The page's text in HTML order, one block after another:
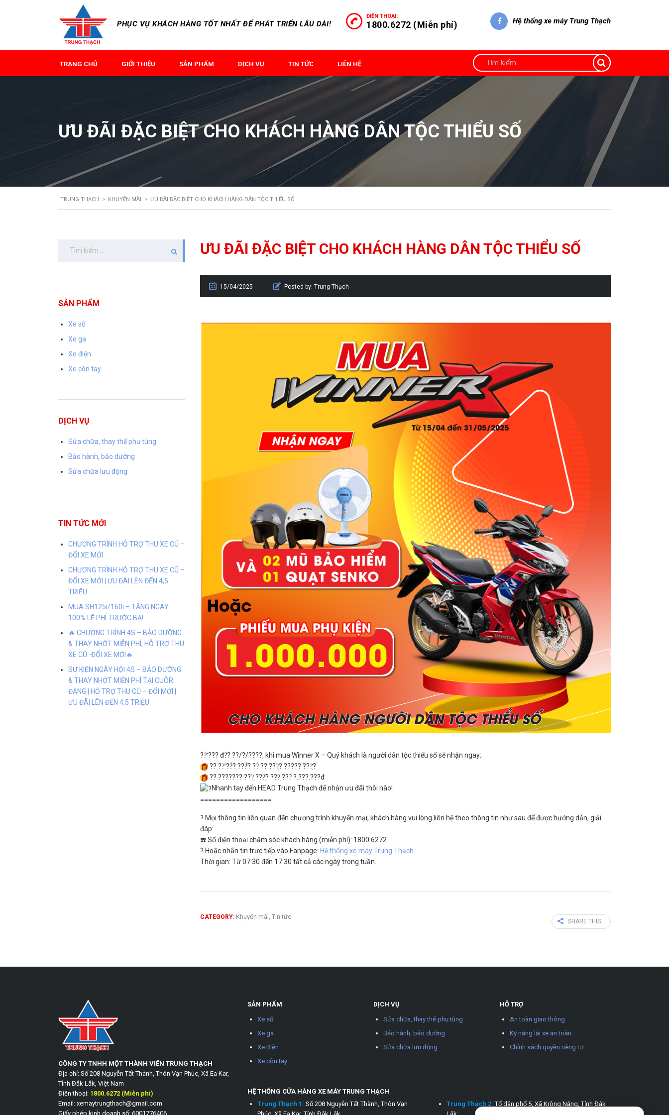
Hệ thống xe máy Trung Thạch
ĐIỆN THOẠI:
1800.6272 (Miễn phí)
PHỤC VỤ KHÁCH HÀNG TỐT NHẤT ĐỂ PHÁT TRIỂN LÂU DÀI!
TRANG CHỦ GIỚI THIỆU SẢN PHẨM DỊCH VỤ TIN TỨC LIÊN HỆ
ƯU ĐÃI ĐẶC BIỆT CHO KHÁCH HÀNG DÂN TỘC THIỂU SỐ
TRUNG THẠCH > KHUYẾN MÃI > ƯU ĐÃI ĐẶC BIỆT CHO KHÁCH HÀNG DÂN TỘC THIỂU SỐ
ƯU ĐÃI ĐẶC BIỆT CHO KHÁCH HÀNG DÂN TỘC THIỂU SỐ
15/04/2025 Posted by: Trung Thạch
??̛̀ ??? đ?̂́? ??/?/????, khi mua Winner X – Quý khách là người dân tộc thiểu số sẽ nhận ngay:
?? ??̃ ??̉? ???̂̉? ??̀ ?? ???̣? ????? ???̣̆?
?? ??????? ???̣ ???̣̂? ???̣ ???́ ?.???.???đ
Nhanh tay đến HEAD Trung Thạch để nhận ưu đãi thôi nào!
==================
? Mọi thông tin liên quan đến chương trình khuyến mại, khách hàng vui lòng liên hệ theo thông tin như sau để được hướng dẫn, giải
đáp:
☎️ Số điện thoại chăm sóc khách hàng (miễn phí): 1800.6272
? Hoặc nhắn tin trực tiếp vào Fanpage: Hệ thống xe máy Trung Thạch
Thời gian: Từ 07:30 đến 17:30 tất cả các ngày trong tuần.
CATEGORY: Khuyến mãi Tin tức
SHARE THIS
kiếm
SẢN PHẨM
Xe số
Xe ga
Xe điện
Xe côn tay
DỊCH VỤ
Sửa chữa, thay thế phụ tùng
Bảo hành, bảo dưỡng
Sửa chữa lưu động
TIN TỨC MỚI
CHƯƠNG TRÌNH HỖ TRỢ THU XE CŨ –
ĐỔI XE MỚI
CHƯƠNG TRÌNH HỖ TRỢ THU XE CŨ –
ĐỔI XE MỚI | ƯU ĐÃI LÊN ĐẾN 4,5
TRIỆU
MUA SH125i/160i – TẶNG NGAY
100% LỆ PHÍ TRƯỚC BẠ!
🔥 CHƯƠNG TRÌNH 4S – BẢO DƯỠNG
& THAY NHỚT MIỄN PHÍ, HỖ TRỢ THU
XE CŨ -ĐỔI XE MỚI🔥
SỰ KIỆN NGÀY HỘI 4S – BẢO DƯỠNG
& THAY NHỚT MIỄN PHÍ TẠI CUÔR
ĐĂNG | HỖ TRỢ THU CŨ – ĐỔI MỚI |
ƯU ĐÃI LÊN ĐẾN 4,5 TRIỆU
CÔNG TY TNHH MỘT THÀNH VIÊN TRUNG THẠCH
Địa chỉ: Số 208 Nguyễn Tất Thành, Thôn Vạn Phúc, Xã Ea Kar,
Tỉnh Đắk Lắk, Việt Nam
Điện thoại: 1800.6272 (Miễn phí)
Email: xemaytrungthach@gmail.com
Giấy phép kinh doanh số: 6001776406
SẢN PHẨM
Xe số
Xe ga
Xe điện
Xe côn tay
DỊCH VỤ
Sửa chữa, thay thế phụ tùng
Bảo hành, bảo dưỡng
Sửa chữa lưu động
HỖ TRỢ
An toàn giao thông
Kỹ năng lái xe an toàn
Chính sách quyền riêng tư
HỆ THỐNG CỬA HÀNG XE MÁY TRUNG THẠCH
Trung Thạch 1: Số 208 Nguyễn Tất Thành, Thôn Vạn
Trung Thạch 2: Tổ dân phố 5, Xã Krông Năng, Tỉnh Đắk